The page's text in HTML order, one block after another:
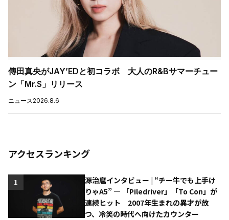
傳田真央がJAY’EDと初コラボ 大人のR&Bサマーチュー
ン「Mr.S」リリース
ニュース2026.8.6
アクセスランキング
源治麿インタビュー | “チー牛でも上手け
りゃA5” ― 「Piledriver」「To Con」が
連続ヒット 2007年生まれの異才が放
つ、冷笑の時代へ向けたカウンター
1